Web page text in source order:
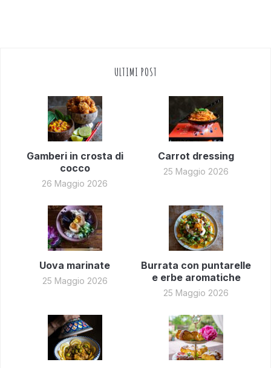
ULTIMI POST
Gamberi in crosta di
cocco
26 Maggio 2026
Carrot dressing
25 Maggio 2026
Uova marinate
25 Maggio 2026
Burrata con puntarelle
e erbe aromatiche
25 Maggio 2026